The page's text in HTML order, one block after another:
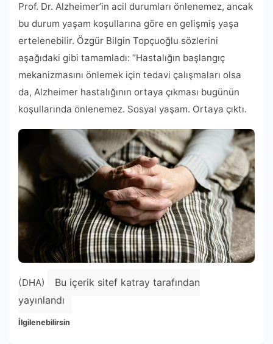
Prof. Dr. Alzheimer’in acil durumları önlenemez, ancak
bu durum yaşam koşullarına göre en gelişmiş yaşa
ertelenebilir. Özgür Bilgin Topçuoğlu sözlerini
aşağıdaki gibi tamamladı: “Hastalığın başlangıç ​​
mekanizmasını önlemek için tedavi çalışmaları olsa
da, Alzheimer hastalığının ortaya çıkması bugünün
koşullarında önlenemez. Sosyal yaşam. Ortaya çıktı.
(DHA)
Bu içerik sitef katray tarafından
yayınlandı
İlgilenebilirsin